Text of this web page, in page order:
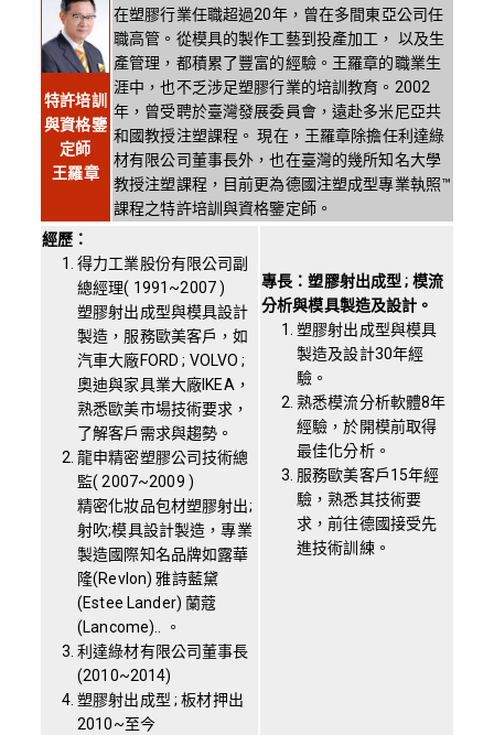
特許培訓
與資格鑒
定師
王羅章
在塑膠行業任職超過20年，曾在多間東亞公司任
職高管。從模具的製作工藝到投產加工， 以及生
產管理，都積累了豐富的經驗。王羅章的職業生
涯中，也不乏涉足塑膠行業的培訓教育。2002
年，曾受聘於臺灣發展委員會，遠赴多米尼亞共
和國教授注塑課程。 現在，王羅章除擔任利達綠
材有限公司董事長外，也在臺灣的幾所知名大學
教授注塑課程，目前更為德國注塑成型專業執照™
課程之特許培訓與資格鑒定師。
經歷：
得力工業股份有限公司副
總經理( 1991~2007 )
塑膠射出成型與模具設計
製造，服務歐美客戶，如
汽車大廠FORD ; VOLVO ;
奧迪與家具業大廠IKEA，
熟悉歐美市場技術要求，
了解客戶需求與趨勢。
龍申精密塑膠公司技術總
監( 2007~2009 )
精密化妝品包材塑膠射出;
射吹;模具設計製造，專業
製造國際知名品牌如露華
隆(Revlon) 雅詩藍黛
(Estee Lander) 蘭蔻
(Lancome).. 。
利達綠材有限公司董事長
(2010~2014)
塑膠射出成型 ; 板材押出
2010~至今
專長：塑膠射出成型 ; 模流
分析與模具製造及設計。
塑膠射出成型與模具
製造及設計30年經
驗。
熟悉模流分析軟體8年
經驗，於開模前取得
最佳化分析。
服務歐美客戶15年經
驗，熟悉其技術要
求，前往德國接受先
進技術訓練。